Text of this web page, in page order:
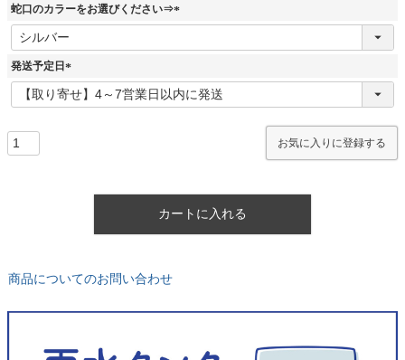
蛇口のカラーをお選びください⇒
(
発送予定日
(
必
お気に入りに登録する
カートに入れる
商品についてのお問い合わせ